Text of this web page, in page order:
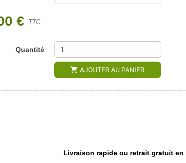
€ TTC
Quantité
shopping_cart AJOUTER AU PANIER
Livraison rapide ou retrait gratuit en